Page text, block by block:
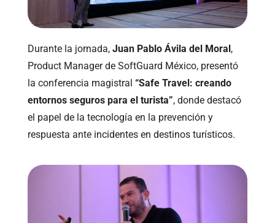
Durante la jornada, Juan Pablo Ávila del Moral ,
Product Manager de SoftGuard México, presentó
la conferencia magistral “Safe Travel: creando
entornos seguros para el turista”, donde destacó
el papel de la tecnología en la prevención y
respuesta ante incidentes en destinos turísticos.